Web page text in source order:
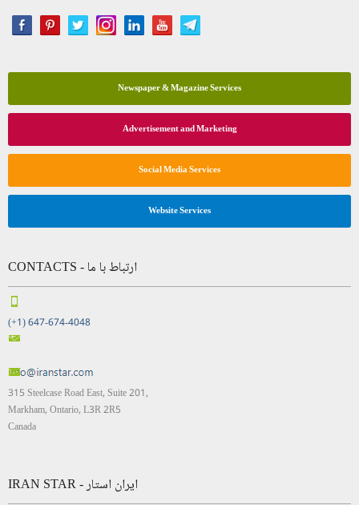
Newspaper & Magazine Services
Advertisement and Marketing
Social Media Services
Website Services
CONTACTS - ارتباط با ما
(+1) 647-674-4048
315 Steelcase Road East, Suite 201,
Markham, Ontario, L3R 2R5
Canada
IRAN STAR - ایران استار